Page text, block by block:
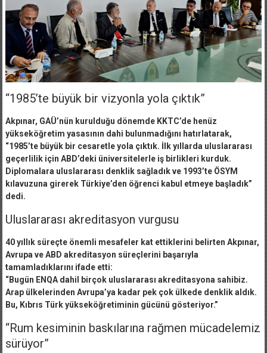
“1985’te büyük bir vizyonla yola çıktık”
Akpınar, GAÜ’nün kurulduğu dönemde KKTC’de henüz
yükseköğretim yasasının dahi bulunmadığını hatırlatarak,
“1985’te büyük bir cesaretle yola çıktık. İlk yıllarda uluslararası
geçerlilik için ABD’deki üniversitelerle iş birlikleri kurduk.
Diplomalara uluslararası denklik sağladık ve 1993’te ÖSYM
kılavuzuna girerek Türkiye’den öğrenci kabul etmeye başladık”
dedi.
Uluslararası akreditasyon vurgusu
40 yıllık süreçte önemli mesafeler kat ettiklerini belirten Akpınar,
Avrupa ve ABD akreditasyon süreçlerini başarıyla
tamamladıklarını ifade etti:
“Bugün ENQA dahil birçok uluslararası akreditasyona sahibiz.
Arap ülkelerinden Avrupa’ya kadar pek çok ülkede denklik aldık.
Bu, Kıbrıs Türk yükseköğretiminin gücünü gösteriyor.”
“Rum kesiminin baskılarına rağmen mücadelemiz
sürüyor”